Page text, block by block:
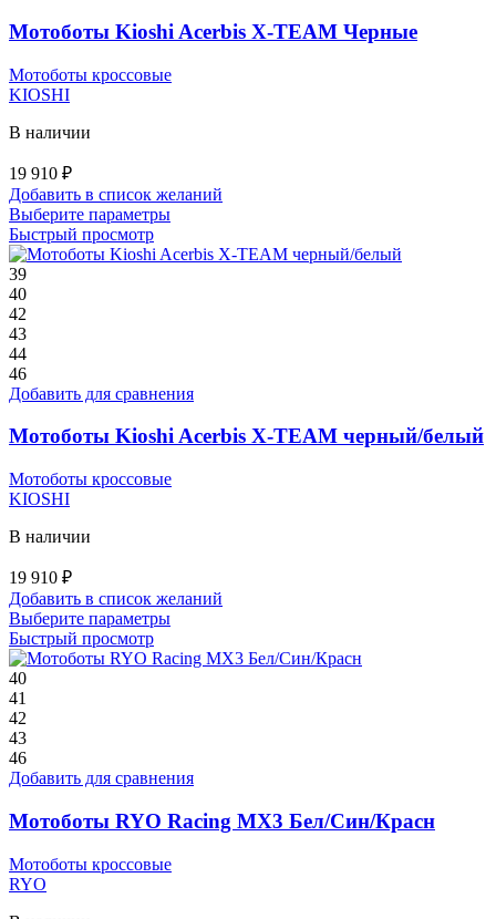
Мотоботы Kioshi Acerbis X-TEAM Черные
Мотоботы кроссовые
KIOSHI
В наличии
19 910 ₽
Добавить в список желаний
Выберите параметрыЭтот
имеет
странице
Быстрый просмотр
39
40
42
43
44
46
Добавить для сравнения
Мотоботы Kioshi Acerbis X-TEAM черный/белый
Мотоботы кроссовые
KIOSHI
В наличии
19 910 ₽
Добавить в список желаний
Выберите параметрыЭтот
имеет
на
товара.
Быстрый просмотр
40
41
42
43
46
Добавить для сравнения
Мотоботы RYO Racing MX3 Бел/Син/Красн
Мотоботы кроссовые
RYO